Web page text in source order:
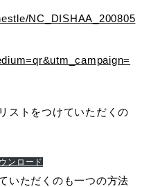
NC_DISHAA_200805
ストをつけていただくの
ンロード
いただくのも一つの方法